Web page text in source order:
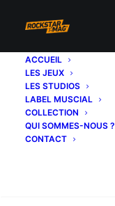
ACCUEIL
LES JEUX
LES STUDIOS
LABEL MUSCIAL
COLLECTION
QUI SOMMES-NOUS ?
CONTACT